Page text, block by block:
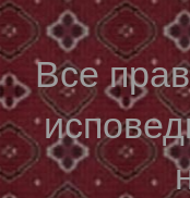
Все